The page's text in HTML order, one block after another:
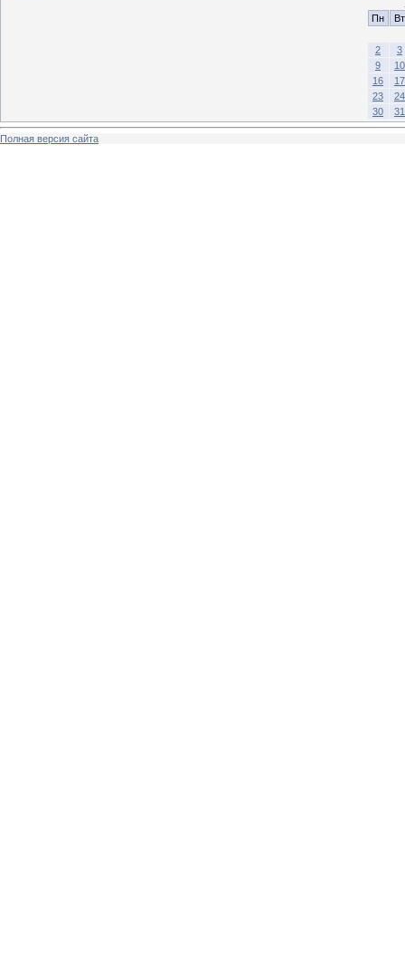
Пн
Вт
2
3
9
10
16
17
23
24
30
31
Полная версия сайта